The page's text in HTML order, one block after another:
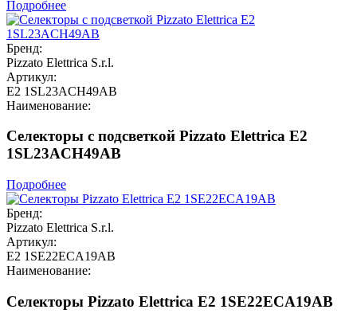
Подробнее
Бренд:
Pizzato Elettrica S.r.l.
Артикул:
E2 1SL23ACH49AB
Наименование:
Селекторы с подсветкой Pizzato Elettrica E2
1SL23ACH49AB
Подробнее
Бренд:
Pizzato Elettrica S.r.l.
Артикул:
E2 1SE22ECA19AB
Наименование:
Селекторы Pizzato Elettrica E2 1SE22ECA19AB